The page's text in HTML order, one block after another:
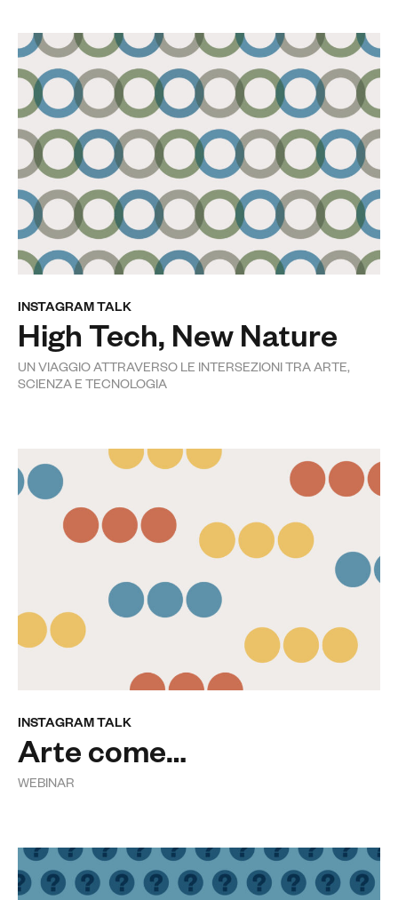
INSTAGRAM TALK
High Tech, New Nature
UN VIAGGIO ATTRAVERSO LE INTERSEZIONI TRA ARTE,
SCIENZA E TECNOLOGIA
INSTAGRAM TALK
Arte come…
WEBINAR